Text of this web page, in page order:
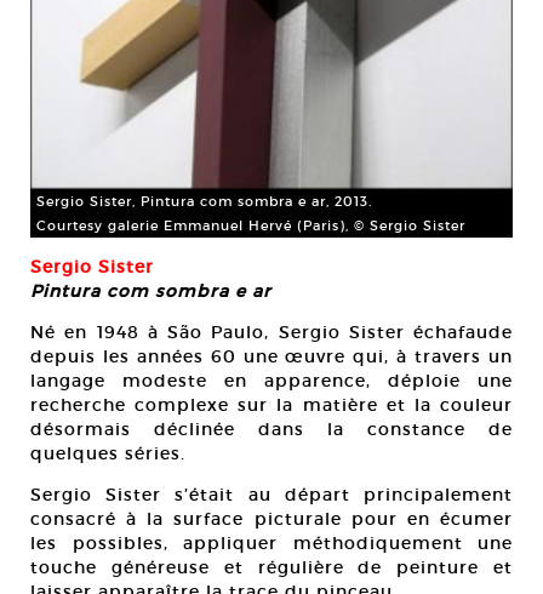
Sergio Sister, Pintura com sombra e ar, 2013.
Courtesy galerie Emmanuel Hervé (Paris), © Sergio Sister
Sergio Sister
Pintura com sombra e ar
Né en 1948 à São Paulo, Sergio Sister échafaude
depuis les années 60 une œuvre qui, à travers un
langage modeste en apparence, déploie une
recherche complexe sur la matière et la couleur
désormais déclinée dans la constance de
quelques séries.
Sergio Sister s’était au départ principalement
consacré à la surface picturale pour en écumer
les possibles, appliquer méthodiquement une
touche généreuse et régulière de peinture et